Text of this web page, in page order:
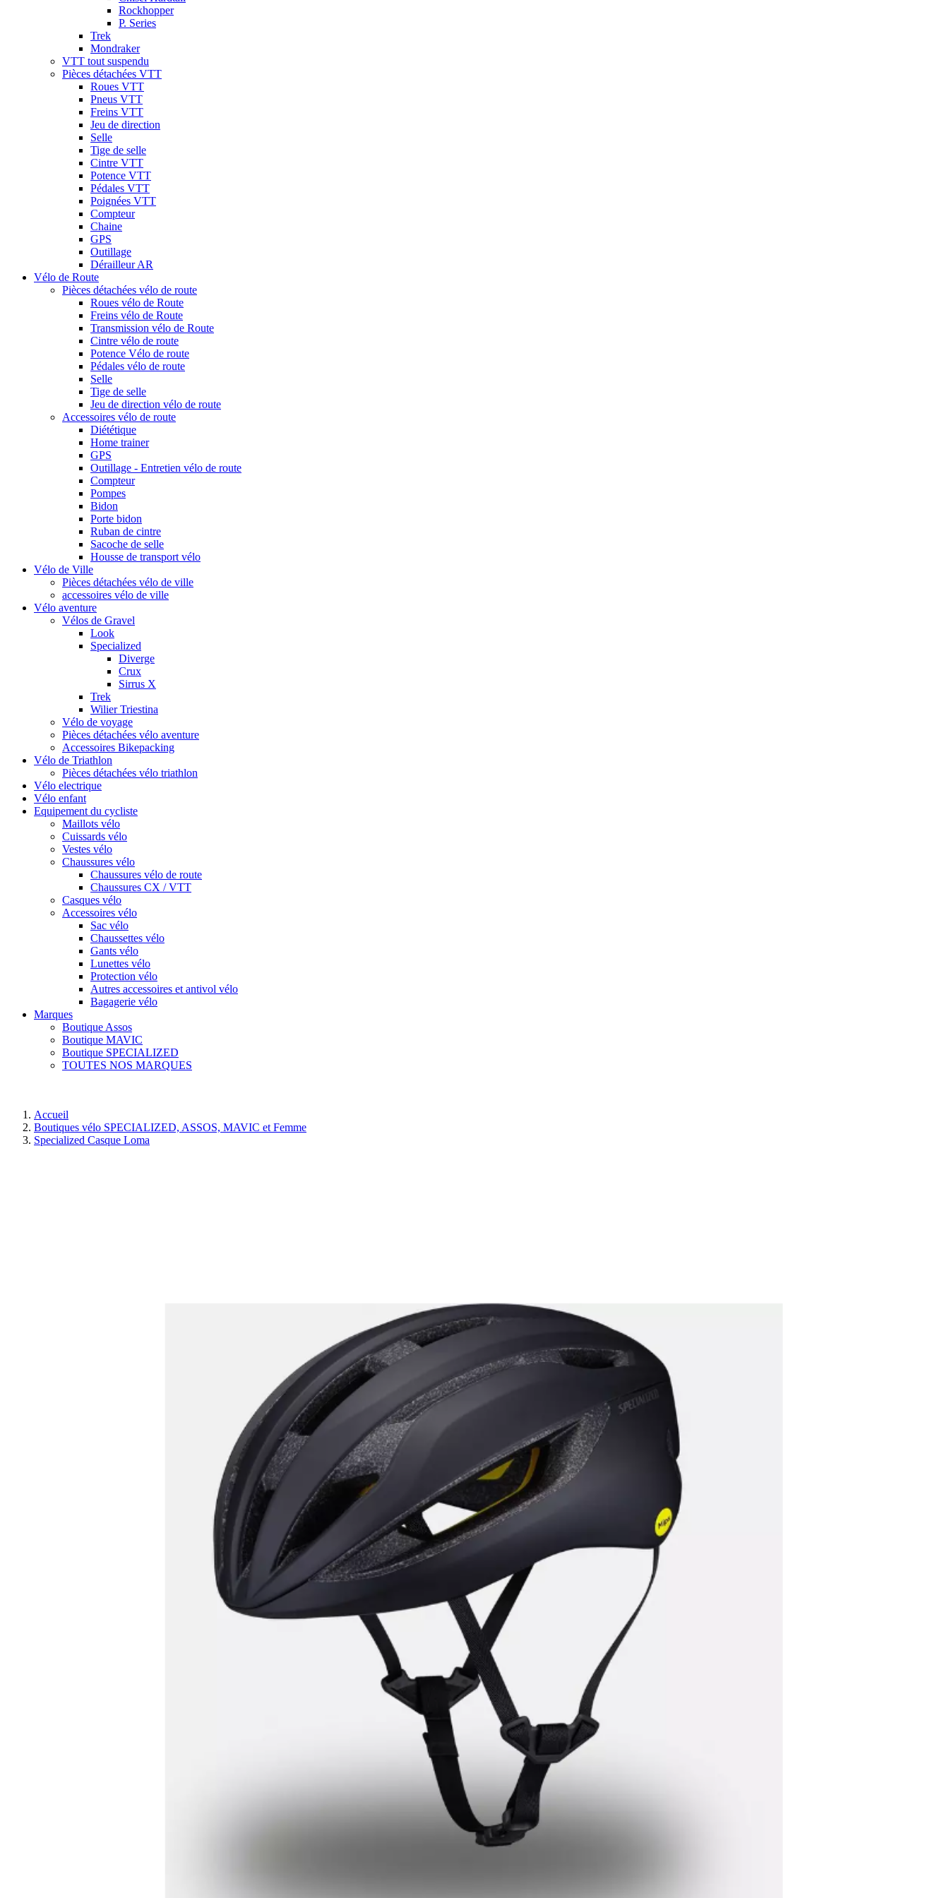
Rockhopper
P. Series
Trek
Mondraker
VTT tout suspendu
Pièces détachées VTT
Roues VTT
Pneus VTT
Freins VTT
Jeu de direction
Selle
Tige de selle
Cintre VTT
Potence VTT
Pédales VTT
Poignées VTT
Compteur
Chaine
GPS
Outillage
Dérailleur AR
Vélo de Route
Pièces détachées vélo de route
Roues vélo de Route
Freins vélo de Route
Transmission vélo de Route
Cintre vélo de route
Potence Vélo de route
Pédales vélo de route
Selle
Tige de selle
Jeu de direction vélo de route
Accessoires vélo de route
Diététique
Home trainer
GPS
Outillage - Entretien vélo de route
Compteur
Pompes
Bidon
Porte bidon
Ruban de cintre
Sacoche de selle
Housse de transport vélo
Vélo de Ville
Pièces détachées vélo de ville
accessoires vélo de ville
Vélo aventure
Vélos de Gravel
Look
Specialized
Diverge
Crux
Sirrus X
Trek
Wilier Triestina
Vélo de voyage
Pièces détachées vélo aventure
Accessoires Bikepacking
Vélo de Triathlon
Pièces détachées vélo triathlon
Vélo electrique
Vélo enfant
Equipement du cycliste
Maillots vélo
Cuissards vélo
Vestes vélo
Chaussures vélo
Chaussures vélo de route
Chaussures CX / VTT
Casques vélo
Accessoires vélo
Sac vélo
Chaussettes vélo
Gants vélo
Lunettes vélo
Protection vélo
Autres accessoires et antivol vélo
Bagagerie vélo
Marques
Boutique Assos
Boutique MAVIC
Boutique SPECIALIZED
TOUTES NOS MARQUES
Accueil
Boutiques vélo SPECIALIZED, ASSOS, MAVIC et Femme
Specialized Casque Loma